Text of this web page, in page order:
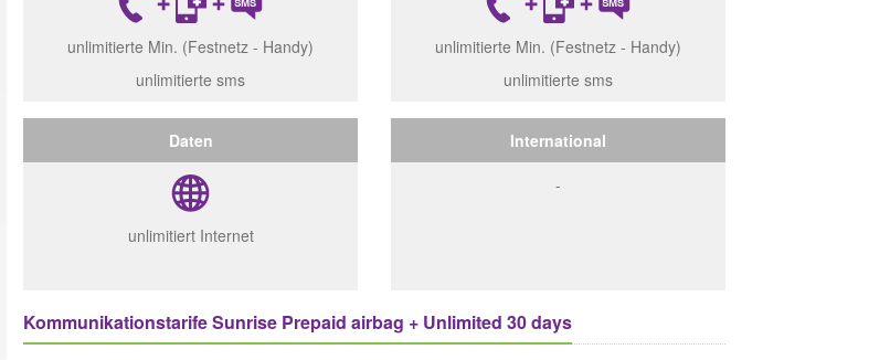
unlimitierte Min. (Festnetz - Handy)
unlimitierte sms
unlimitierte Min. (Festnetz - Handy)
unlimitierte sms
Daten
unlimitiert Internet
International
-
Kommunikationstarife Sunrise Prepaid airbag + Unlimited 30 days